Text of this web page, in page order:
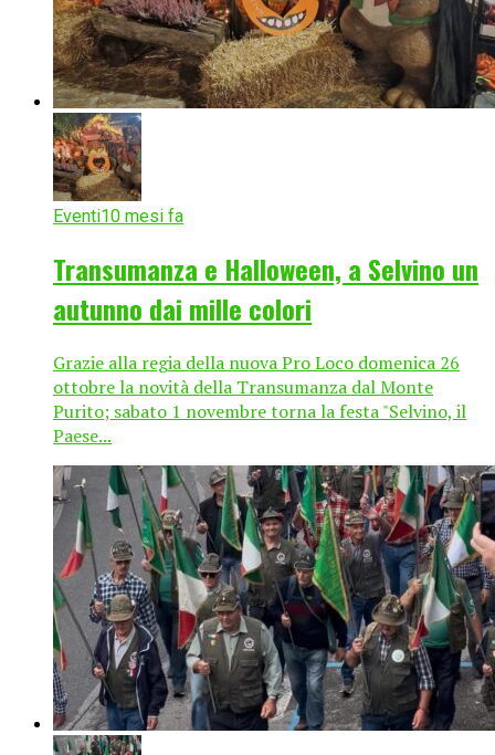
Eventi10 mesi fa
Transumanza e Halloween, a Selvino un
autunno dai mille colori
Grazie alla regia della nuova Pro Loco domenica 26
ottobre la novità della Transumanza dal Monte
Purito; sabato 1 novembre torna la festa "Selvino, il
Paese...